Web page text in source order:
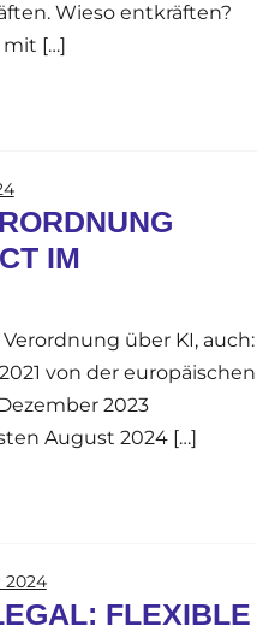
Wieso entkräften?
mit […]
IM
über KI, auch:
von der europäischen
2023
August 2024 […]
2024
FLEXIBLE